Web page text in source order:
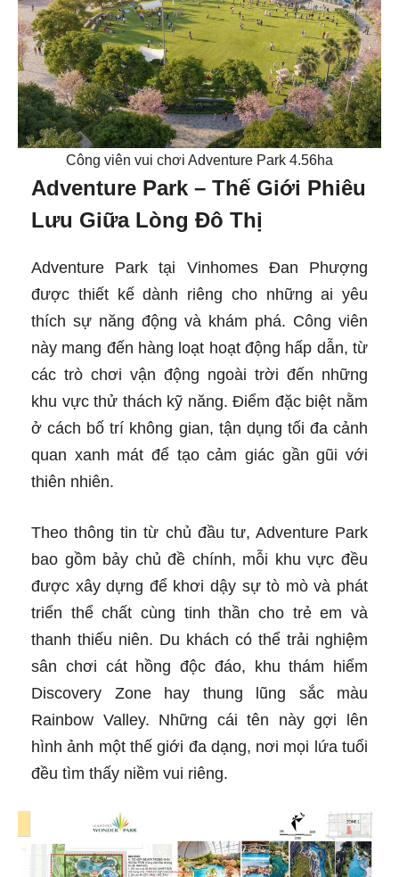
Công viên vui chơi Adventure Park 4.56ha
Adventure Park – Thế Giới Phiêu
Lưu Giữa Lòng Đô Thị
Adventure Park tại Vinhomes Đan Phượng
được thiết kế dành riêng cho những ai yêu
thích sự năng động và khám phá. Công viên
này mang đến hàng loạt hoạt động hấp dẫn, từ
các trò chơi vận động ngoài trời đến những
khu vực thử thách kỹ năng. Điểm đặc biệt nằm
ở cách bố trí không gian, tận dụng tối đa cảnh
quan xanh mát để tạo cảm giác gần gũi với
thiên nhiên.
Theo thông tin từ chủ đầu tư, Adventure Park
bao gồm bảy chủ đề chính, mỗi khu vực đều
được xây dựng để khơi dậy sự tò mò và phát
triển thể chất cùng tinh thần cho trẻ em và
thanh thiếu niên. Du khách có thể trải nghiệm
sân chơi cát hồng độc đáo, khu thám hiểm
Discovery Zone hay thung lũng sắc màu
Rainbow Valley. Những cái tên này gợi lên
hình ảnh một thế giới đa dạng, nơi mọi lứa tuổi
đều tìm thấy niềm vui riêng.